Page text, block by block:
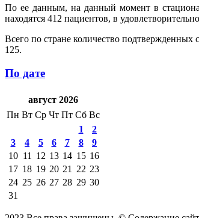
По ее данным, на данный момент в
находятся 412 пациентов, в
Всего по стране количество подтвержденных
125.
По дате
август 2026
Пн Вт Ср Чт Пт Сб Вс
1
2
3
4 5 6 7 8
9
10 11 12 13 14 15 16
17 18 19 20 21 22 23
24 25 26 27 28 29 30
31